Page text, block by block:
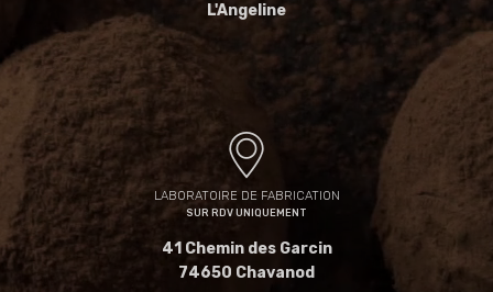
L'Angeline
LABORATOIRE DE FABRICATION
SUR RDV UNIQUEMENT
41 Chemin des Garcin
74650 Chavanod